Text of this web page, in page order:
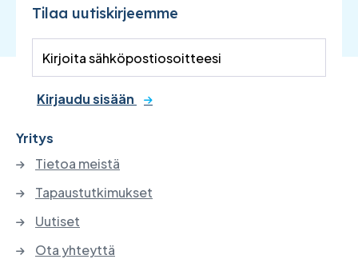
Tilaa uutiskirjeemme
Kirjaudu sisään
Yritys
Tietoa meistä
Tapaustutkimukset
Uutiset
Ota yhteyttä